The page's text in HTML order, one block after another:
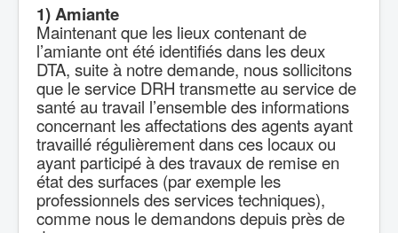
1) Amiante
Maintenant que les lieux contenant de
l’amiante ont été identifiés dans les deux
DTA, suite à notre demande, nous sollicitons
que le service DRH transmette au service de
santé au travail l’ensemble des informations
concernant les affectations des agents ayant
travaillé régulièrement dans ces locaux ou
ayant participé à des travaux de remise en
état des surfaces (par exemple les
professionnels des services techniques),
comme nous le demandons depuis près de